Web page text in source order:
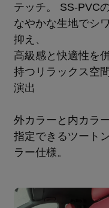
テッチ。 SS-PVC
なやかな生地でシ
抑え、
高級感と快適性を
持つリラックス空
演出
外カラーと内カラ
指定できるツート
ラー仕様。